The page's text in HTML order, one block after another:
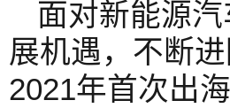
面对新能源
展机遇，不断
2021年首次出